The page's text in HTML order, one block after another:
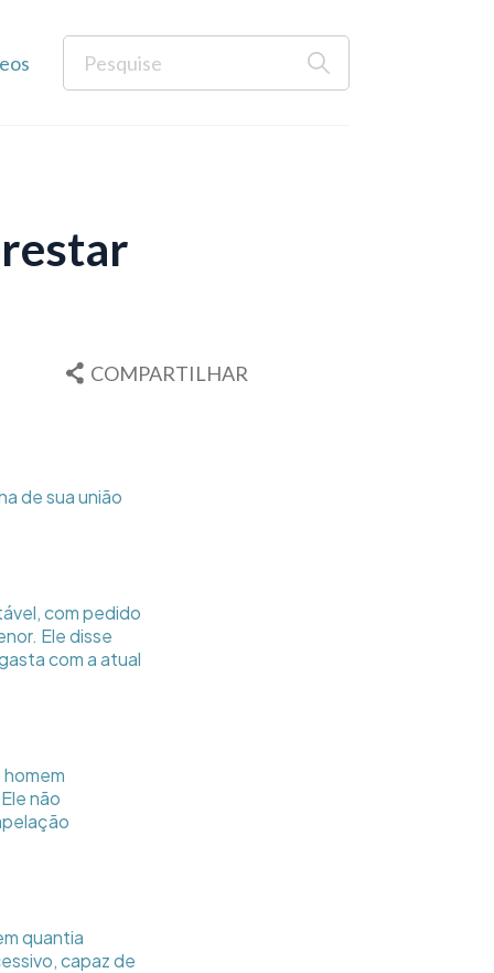
COMPARTILHAR
de sua união
com pedido
Ele disse
com a atual
não
quantia
capaz de